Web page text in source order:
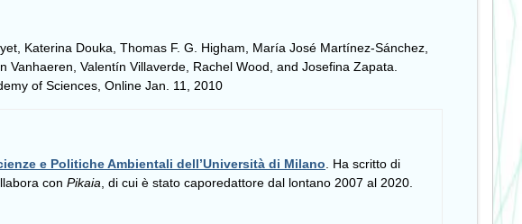
Katerina Douka, Thomas F. G. Higham, María José Martínez-Sánchez,
Valentín Villaverde, Rachel Wood, and Josefina Zapata.
of Sciences, Online Jan. 11, 2010
e Politiche Ambientali dell’Università di Milano . Ha scritto di
con Pikaia , di cui è stato caporedattore dal lontano 2007 al 2020.